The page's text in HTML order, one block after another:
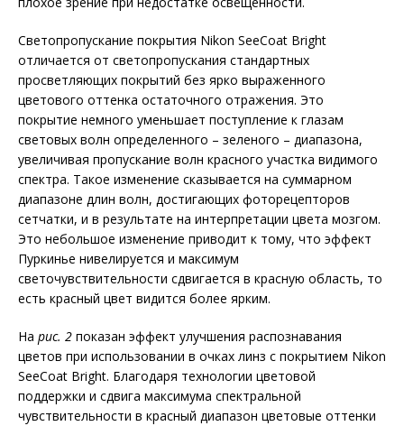
Светопропускание покрытия Nikon SeeCoat Bright
отличается от светопропускания стандартных
просветляющих покрытий без ярко выраженного
цветового оттенка остаточного отражения. Это
покрытие немного уменьшает поступление к глазам
световых волн определенного – зеленого – диапазона,
увеличивая пропускание волн красного участка видимого
спектра. Такое изменение сказывается на суммарном
диапазоне длин волн, достигающих фоторецепторов
сетчатки, и в результате на интерпретации цвета мозгом.
Это небольшое изменение приводит к тому, что эффект
Пуркинье нивелируется и максимум
светочувствительности сдвигается в красную область, то
есть красный цвет видится более ярким.
На рис. 2 показан эффект улучшения распознавания
цветов при использовании в очках линз с покрытием Nikon
SeeCoat Bright. Благодаря технологии цветовой
поддержки и сдвига максимума спектральной
чувствительности в красный диапазон цветовые оттенки